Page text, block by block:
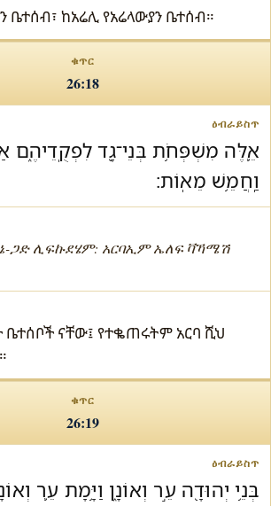
ቤተሰብ፣ ከአሬሊ የአሬላውያን ቤተሰብ።
26:18
אֵ֛לֶּה מִשְׁפְּחֹ֥ת בְּנֵי־גָ֖ד לִפְקֻֽדֵיהֶ֑ם
וַֽחֲמֵ֥שׁ מֵאֽוֹת׃
ጋድ ሊፍኩደሄም: አርባኢም ኤለፍ ቫኻሜሽ
ቤተሰቦች ናቸው፤ የተቈጠሩትም አርባ ሺህ
26:19
בְּנֵ֥י יְהוּדָ֖ה עֵ֣ר וְאוֹנָ֑ן וַיָּ֥מָת עֵ֛ר